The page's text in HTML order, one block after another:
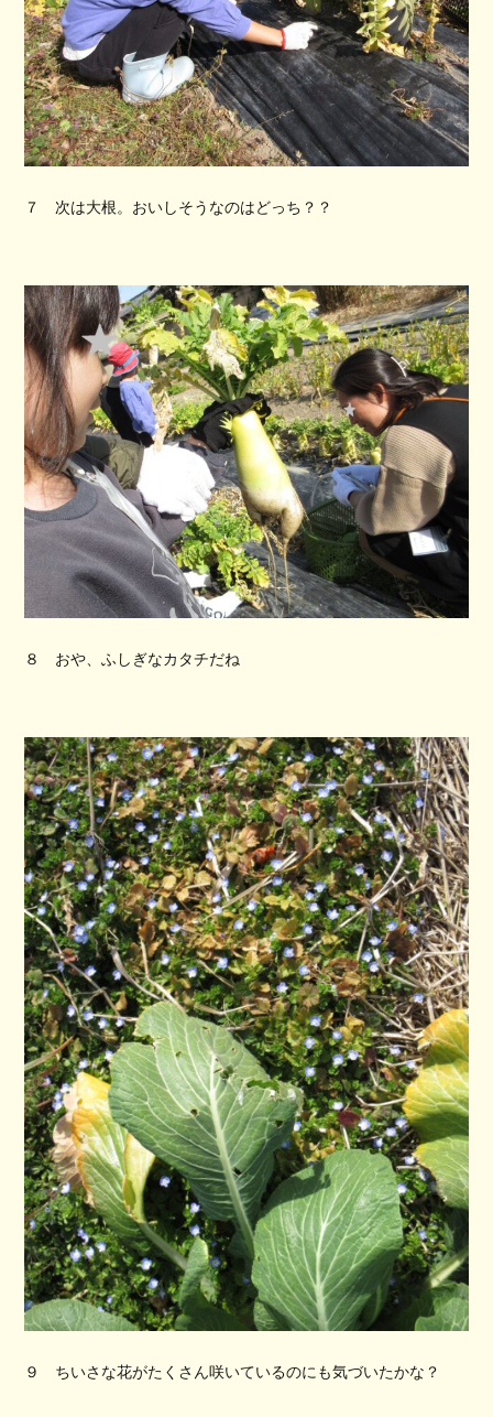
７ 次は大根。おいしそうなのはどっち？？
８ おや、ふしぎなカタチだね
９ ちいさな花がたくさん咲いているのにも気づいたかな？